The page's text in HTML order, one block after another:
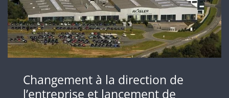
Changement à la direction de
l’entreprise et lancement de